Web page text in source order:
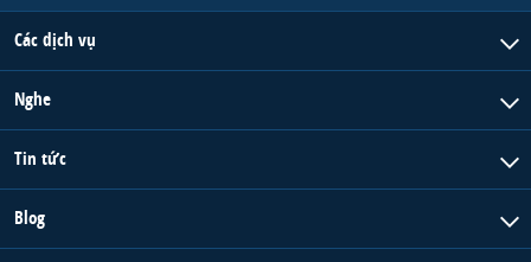
Các dịch vụ
Nghe
Tin tức
Blog